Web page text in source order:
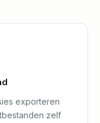
exporteren
zelf